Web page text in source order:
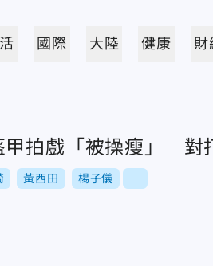
國際 大陸 健康 財
甲拍戲「被操瘦」 對
黃西田 楊子儀